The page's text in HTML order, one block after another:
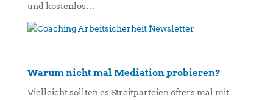
und kostenlos…
Warum nicht mal Mediation probieren?
Vielleicht sollten es Streitparteien öfters mal mit